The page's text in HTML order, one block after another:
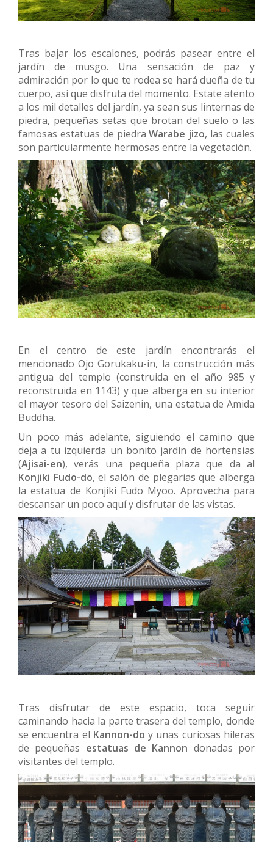
Tras bajar los escalones, podrás pasear entre el
jardín de musgo. Una sensación de paz y
admiración por lo que te rodea se hará dueña de tu
cuerpo, así que disfruta del momento. Estate atento
a los mil detalles del jardín, ya sean sus linternas de
piedra, pequeñas setas que brotan del suelo o las
famosas estatuas de piedraWarabe jizo, las cuales
son particularmente hermosas entre la vegetación.
En el centro de este jardín encontrarás el
mencionado Ojo Gorukaku-in, la construcción más
antigua del templo (construida en el año 985 y
reconstruida en 1143) y que alberga en su interior
el mayor tesoro del Saizenin, una estatua de Amida
Buddha.
Un poco más adelante, siguiendo el camino que
deja a tu izquierda un bonito jardín de hortensias
(Ajisai-en), verás una pequeña plaza que da al
Konjiki Fudo-do, el salón de plegarias que alberga
la estatua de Konjiki Fudo Myoo. Aprovecha para
descansar un poco aquí y disfrutar de las vistas.
Tras disfrutar de este espacio, toca seguir
caminando hacia la parte trasera del templo, donde
se encuentra el Kannon-do y unas curiosas hileras
de pequeñas estatuas de Kannon donadas por
visitantes del templo.